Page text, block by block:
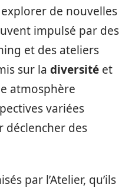
de nouvelles
impulsé par des
et des ateliers
sur la diversité et
atmosphère
variées
déclencher des
par l’Atelier, qu’ils